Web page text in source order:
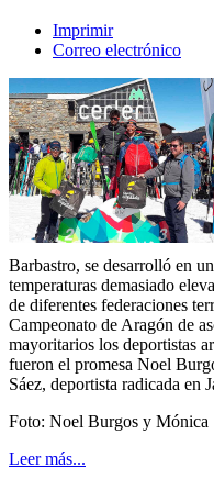
Imprimir
Correo electrónico
Barbastro, se desarrolló en
temperaturas demasiado
de diferentes federaciones
Campeonato de Aragón de
mayoritarios los deportistas
fueron el promesa Noel
Sáez, deportista radicada en
Foto: Noel Burgos y Mónica
Leer más...